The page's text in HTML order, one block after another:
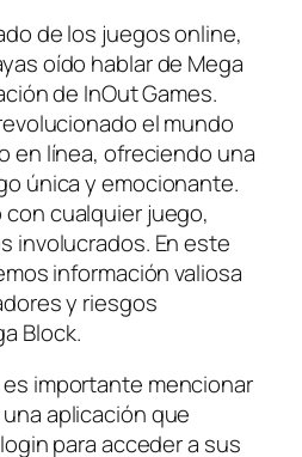
de los juegos online,
oído hablar de Mega
de InOut Games.
el mundo
en línea, ofreciendo una
única y emocionante.
cualquier juego,
involucrados. En este
información valiosa
y riesgos
Block.
importante mencionar
aplicación que
para acceder a sus